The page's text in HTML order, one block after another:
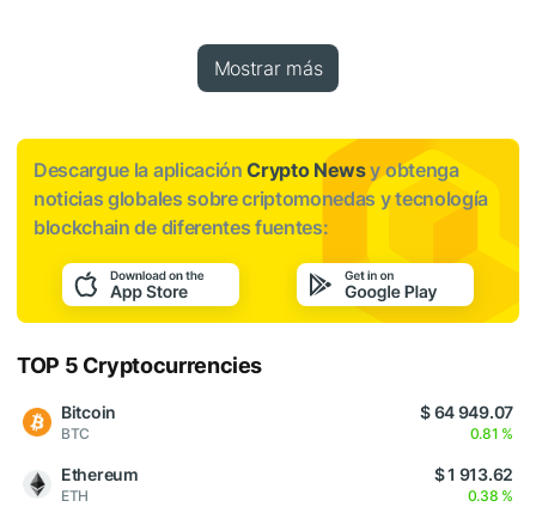
Mostrar más
Descargue la aplicaciónCrypto Newsy obtenga
noticias globales sobre criptomonedas y tecnología
blockchain de diferentes fuentes:
TOP 5 Cryptocurrencies
Bitcoin
BTC
$ 64 949.07
0.81 %
Ethereum
ETH
$ 1 913.62
0.38 %